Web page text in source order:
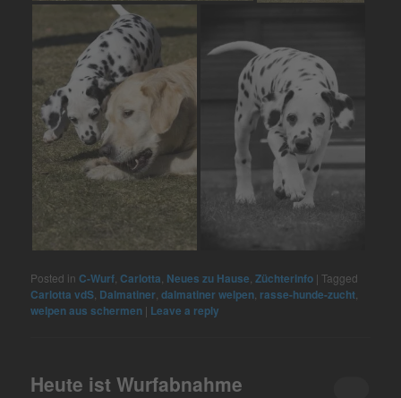
Posted in C-Wurf ,Carlotta Neues zu Hause ,Züchterinfo |Tagged
Carlotta vdS Dalmatiner ,dalmatiner welpen rasse-hunde-zucht
welpen aus schermen | Leave a reply
Heute ist Wurfabnahme